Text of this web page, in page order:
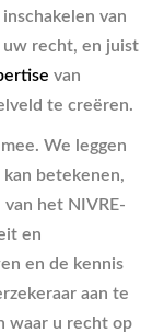
van
uw recht, en juist
van
te creëren.
We leggen
betekenen,
het NIVRE-
en
en de kennis
aan te
waar u recht op